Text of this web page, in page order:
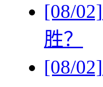
[08/02]
胜？
[08/02]